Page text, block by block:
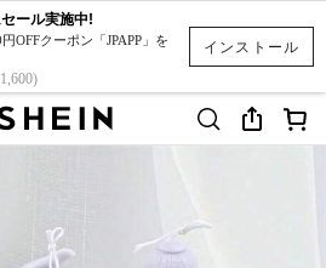
インストール
ール実施中!
OFFクーポン「JPAPP」を